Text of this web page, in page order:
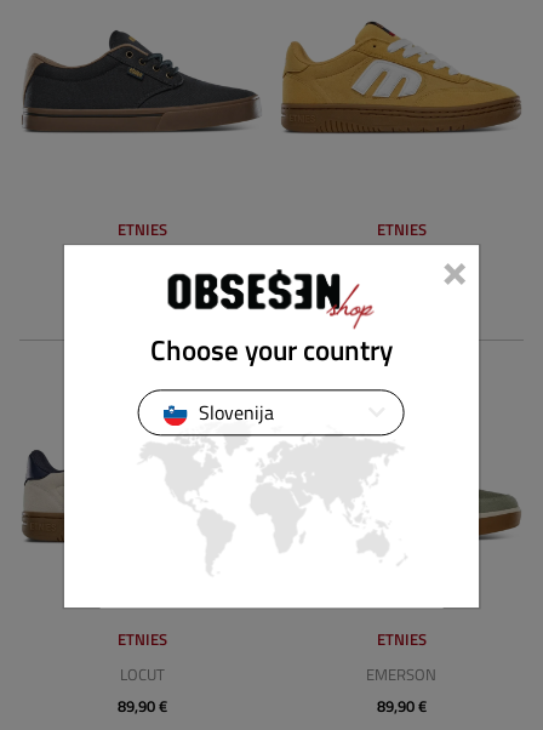
ETNIES
ETNIES
ETNIES
LOCUT
89,90 €
ETNIES
EMERSON
89,90 €
×
Choose your country
Slovenija